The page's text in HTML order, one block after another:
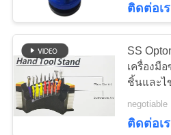
เกี่ยว
กับ
เรา
เครื่องวัดกา
ของแสง
ติดต่อเ
SS
เครื่องมื
ชิ้นและไ
negotiable
ติดต่อเ